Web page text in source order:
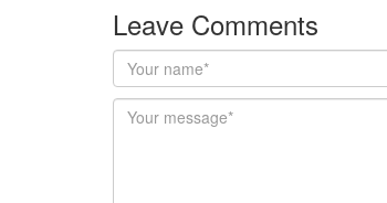
Leave Comments